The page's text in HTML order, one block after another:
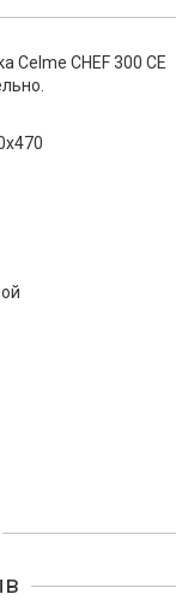
Celme CHEF 300 CE